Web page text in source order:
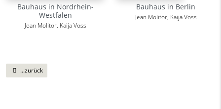
Bauhaus in Nordrhein-
Westfalen
Jean Molitor, Kaija Voss
Bauhaus in Berlin
Jean Molitor, Kaija Voss
...zurück